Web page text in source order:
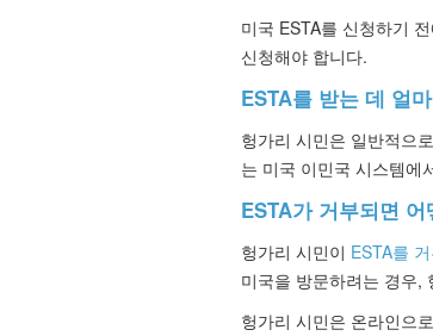
미국 ESTA를 신청하기
신청해야 합니다.
ESTA를 받는 데 얼
헝가리 시민은 일반적으
는 미국 이민국 시스템에
ESTA가 거부되면
헝가리 시민이 ESTA를
미국을 방문하려는 경우,
헝가리 시민은 온라인으